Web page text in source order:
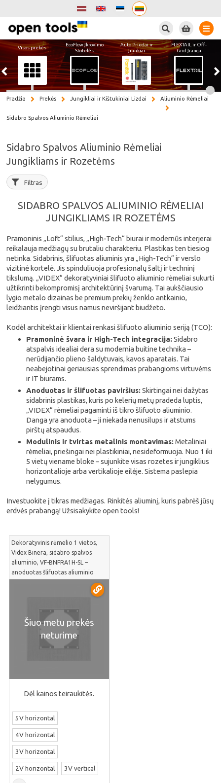
Visos prekės
EcoFlow Įkrovimo
Stotelės
Auto Priedai ir
Įrankiai
FLEXTAIL ir Off-
Grid Įranga
Pradžia Prekės Jungikliai ir Kištukiniai Lizdai Aliuminio Rėmeliai
Sidabro Spalvos Aliuminio Rėmeliai
Sidabro Spalvos Aliuminio Rėmeliai
Jungikliams ir Rozetėms
Filtras
SIDABRO SPALVOS ALIUMINIO RĖMELIAI
JUNGIKLIAMS IR ROZETĖMS
Pramoninis „Loft“ stilius, „High-Tech“ biurai ir modernūs interjerai
reikalauja medžiagų su brutaliu charakteriu. Plastikas ten tiesiog
netinka. Sidabrinis, šlifuotas aliuminis yra „High-Tech“ ir verslo
vizitinė kortelė. Jis spinduliuoja profesionalų šaltį ir techninį
tikslumą. „VIDEX“ dekoratyviniai šlifuoto aliuminio rėmeliai sukurti
užtikrinti bekompromisį architektūrinį švarumą. Tai aukščiausio
lygio metalo dizainas be premium prekių ženklo antkainio,
leidžiantis įrengti visus namus neviršijant biudžeto.
Kodėl architektai ir klientai renkasi šlifuoto aliuminio seriją (TCO):
Pramoninė švara ir High-Tech integracija:Sidabro
atspalvis idealiai dera su modernia buitine technika –
nerūdijančio plieno šaldytuvais, kavos aparatais. Tai
neabejotinai geriausias sprendimas prabangioms virtuvėms
ir IT biurams.
Anoduotas ir šlifuotas paviršius:Skirtingai nei dažytas
sidabrinis plastikas, kuris po kelerių metų pradeda luptis,
„VIDEX“ rėmeliai pagaminti iš tikro šlifuoto aliuminio.
Danga yra anoduota – ji niekada nenusilups ir atstums
pirštų atspaudus.
Modulinis ir tvirtas metalinis montavimas:Metaliniai
rėmeliai, priešingai nei plastikiniai, nesideformuoja. Nuo 1 iki
5 vietų viename bloke – sujunkite visas rozetes ir jungiklius
horizontalioje arba vertikalioje eilėje. Sistema paslepia
nelygumus.
Investuokite į tikras medžiagas. Rinkitės aliuminį, kuris pabrėš jūsų
erdvės prabangą! Užsisakykite open tools!
Dekoratyvinis rėmelio 1 vietos,
Videx Binera, sidabro spalvos
aliuminio, VF-BNFRA1H-SL –
anoduotas šlifuotas aliuminio
paviršius be pirštų atspaudų | VF-
Šiuo metu prekės
neturime
Dėl kainos teiraukitės.
5V horizontal
4V horizontal
3V horizontal
2V horizontal 3V vertical